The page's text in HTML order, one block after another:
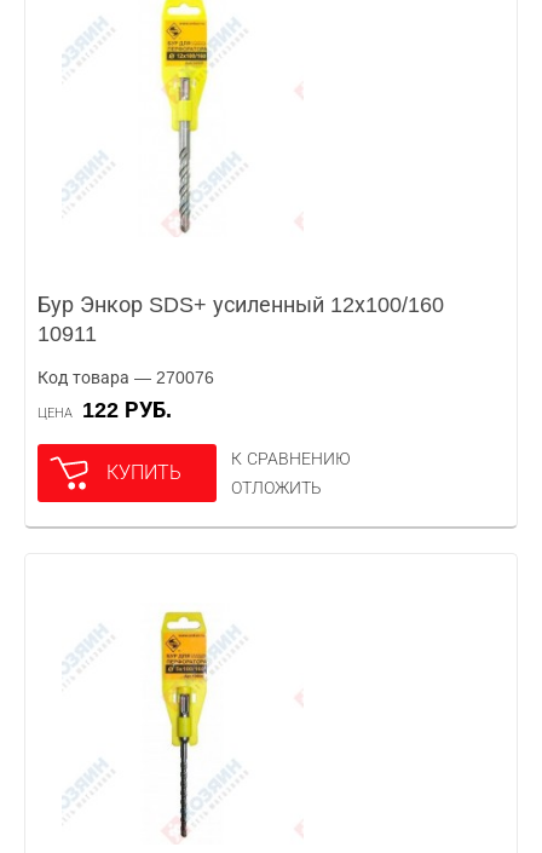
Бур Энкор SDS+ усиленный 12х100/160
10911
Код товара — 270076
ЦЕНА 122 РУБ.
КУПИТЬ
К СРАВНЕНИЮ
ОТЛОЖИТЬ